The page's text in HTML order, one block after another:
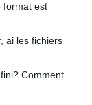
format est
ai les fichiers
Comment